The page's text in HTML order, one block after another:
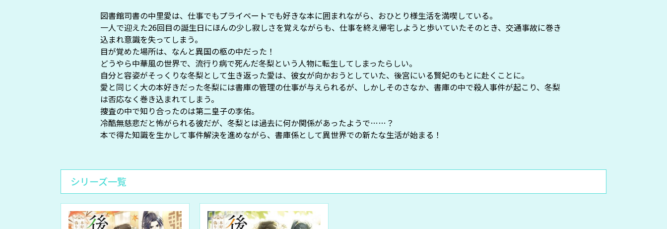
図書館司書の中里愛は、仕事でもプライベートでも好きな本に囲まれながら、おひとり様生活を満喫している。
一人で迎えた26回目の誕生日にほんの少し寂しさを覚えながらも、仕事を終え帰宅しようと歩いていたそのとき、交通事故に巻き
込まれ意識を失ってしまう。
目が覚めた場所は、なんと異国の柩の中だった！
どうやら中華風の世界で、流行り病で死んだ冬梨という人物に転生してしまったらしい。
自分と容姿がそっくりな冬梨として生き返った愛は、彼女が向かおうとしていた、後宮にいる賢妃のもとに赴くことに。
愛と同じく大の本好きだった冬梨には書庫の管理の仕事が与えられるが、しかしそのさなか、書庫の中で殺人事件が起こり、冬梨
は否応なく巻き込まれてしまう。
捜査の中で知り合ったのは第二皇子の李佑。
冷酷無慈悲だと怖がられる彼だが、冬梨とは過去に何か関係があったようで……？
本で得た知識を生かして事件解決を進めながら、書庫係として異世界での新たな生活が始まる！
シリーズ一覧